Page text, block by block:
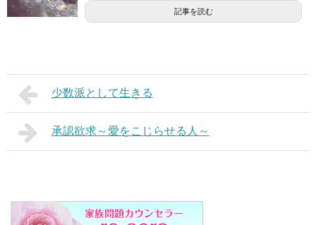
記事を読む
少数派として生きる
承認欲求～愛をこじらせる人～